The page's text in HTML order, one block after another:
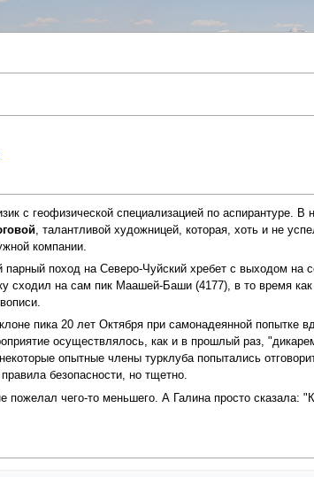
с геофизической специализацией по аспирантуре. В
, талантливой художницей, которая, хоть и не
компании.
поход на Северо-Чуйский хребет с выходом на
сходил на сам пик Маашей-Баши (4177), в то время как
пика 20 лет Октября при самонадеянной попытке
осуществлялось, как и в прошлый раз,
опытные члены турклуба попытались
безопасности, но тщетно.
чего-то меньшего. А Галина просто сказала: